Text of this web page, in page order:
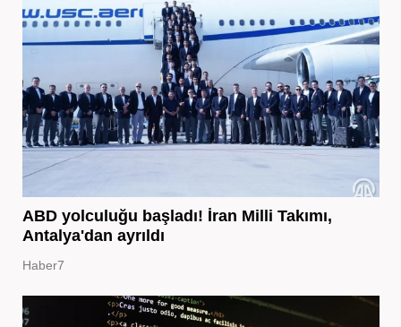
ABD yolculuğu başladı! İran Milli Takımı,
Antalya'dan ayrıldı
Haber7